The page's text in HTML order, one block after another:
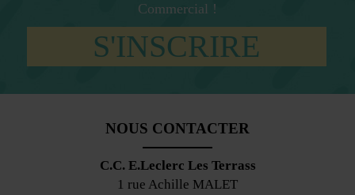
Commercial !
S'INSCRIRE
NOUS CONTACTER
C.C. E.Leclerc Les Terrass
1 rue Achille MALET